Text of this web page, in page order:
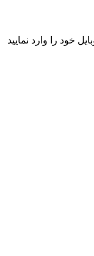
خود را وارد نمایید